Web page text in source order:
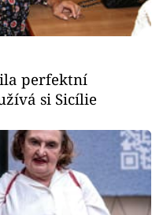
perfektní
si Sicílie